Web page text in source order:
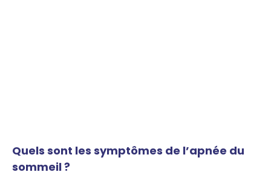
Quels sont les symptômes de l’apnée du
sommeil ?